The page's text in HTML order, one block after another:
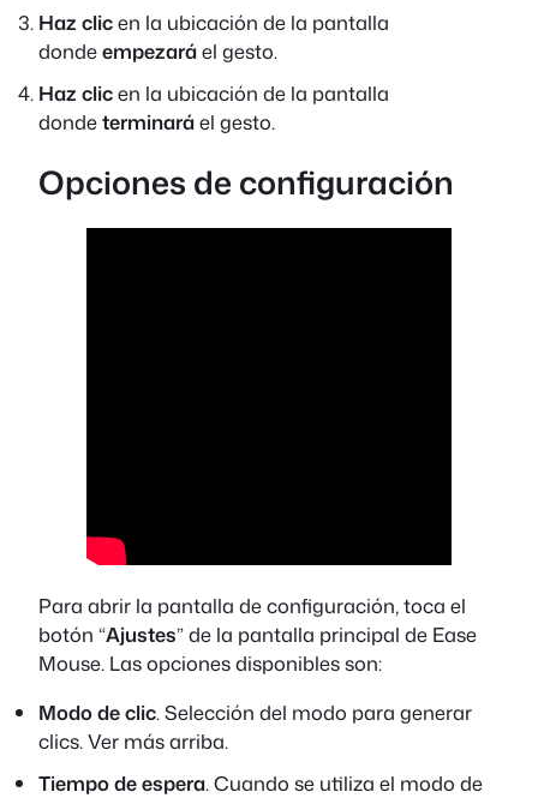
Haz clicen la ubicación de la pantalla
dondeempezaráel gesto.
Haz clicen la ubicación de la pantalla
dondeterminaráel gesto.
Opciones de configuración
Para abrir la pantalla de configuración, toca el
botón “Ajustes” de la pantalla principal de Ease
Mouse. Las opciones disponibles son:
Modo de clic. Selección del modo para generar
clics. Ver más arriba.
Tiempo de espera. Cuando se utiliza el modo de